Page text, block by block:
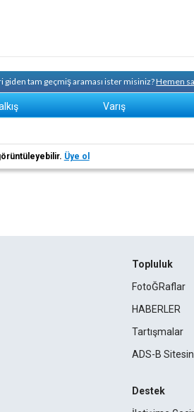
giden tam geçmiş araması ister misiniz?Hemen
Varış
Üye ol
Topluluk
FotoĞRaflar
HABERLER
Tartışmalar
ADS-B
Destek